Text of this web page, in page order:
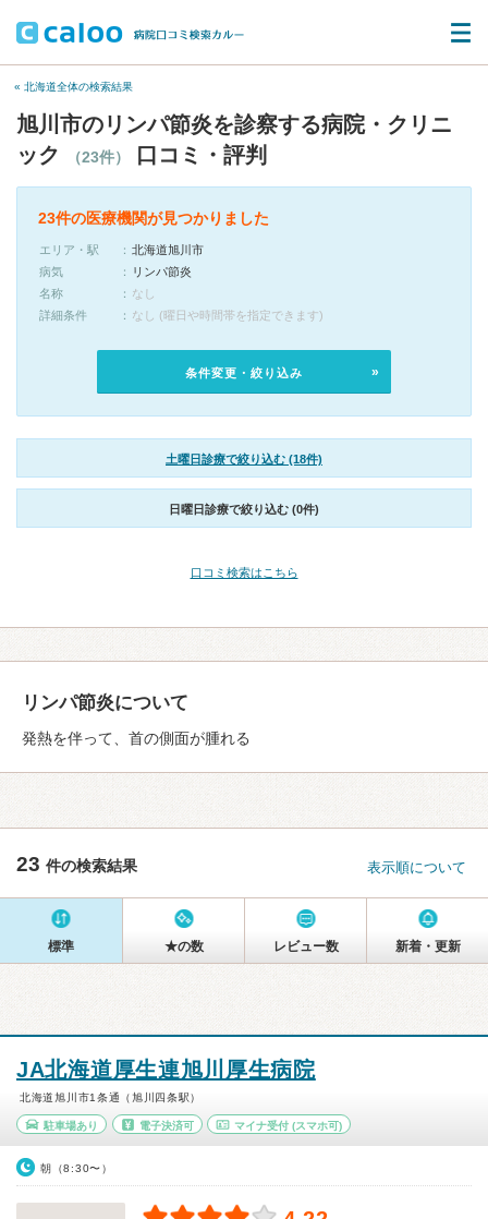
« 北海道全体の検索結果
旭川市のリンパ節炎を診察する病院・クリニ
ック
（23件） 口コミ・評判
23件の医療機関が見つかりました
エリア・駅
北海道旭川市
病気
リンパ節炎
名称
なし
詳細条件
なし (曜日や時間帯を指定できます)
条件変更・絞り込み
土曜日診療で絞り込む (18件)
日曜日診療で絞り込む (0件)
口コミ検索はこちら
リンパ節炎について
発熱を伴って、首の側面が腫れる
23 件の検索結果 表示順について
標準 ★の数 レビュー数 新着・更新
JA北海道厚生連旭川厚生病院
北海道旭川市1条通（旭川四条駅）
駐車場あり 電子決済可 マイナ受付 (スマホ可)
朝（8:30〜）